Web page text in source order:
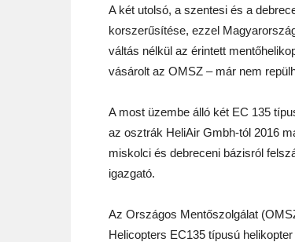
A két utolsó, a szentesi és a
korszerűsítése, ezzel
váltás nélkül az érintett
vásárolt az OMSZ – már nem
A most üzembe álló két EC 135
az osztrák HeliAir Gmbh-tól 2016
miskolci és debreceni bázisról
igazgató.
Az Országos Mentőszolgálat
Helicopters EC135 típusú